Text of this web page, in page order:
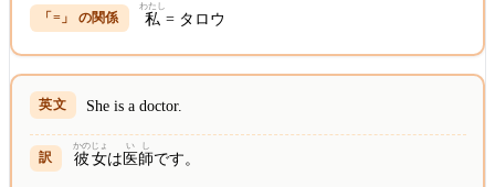
私
わたし
= タロウ
She is a doctor.
彼女
かのじょ
は 医
い
師
し
です。